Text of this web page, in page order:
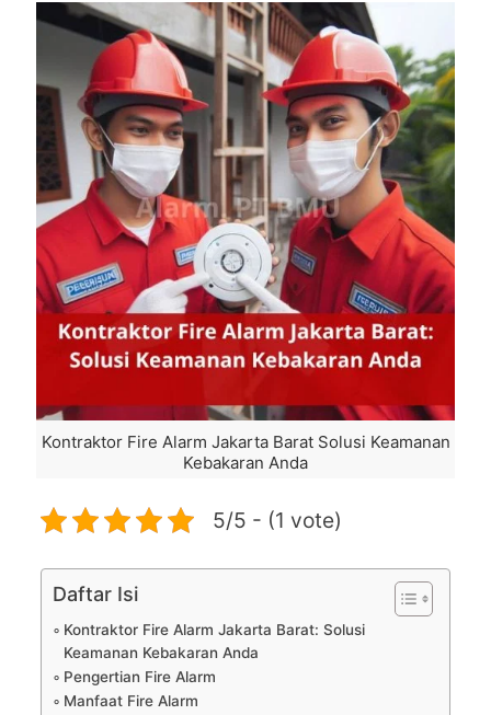
Kontraktor Fire Alarm Jakarta Barat Solusi Keamanan
Kebakaran Anda
5/5 - (1 vote)
Daftar Isi
Kontraktor Fire Alarm Jakarta Barat: Solusi
Keamanan Kebakaran Anda
Pengertian Fire Alarm
Manfaat Fire Alarm